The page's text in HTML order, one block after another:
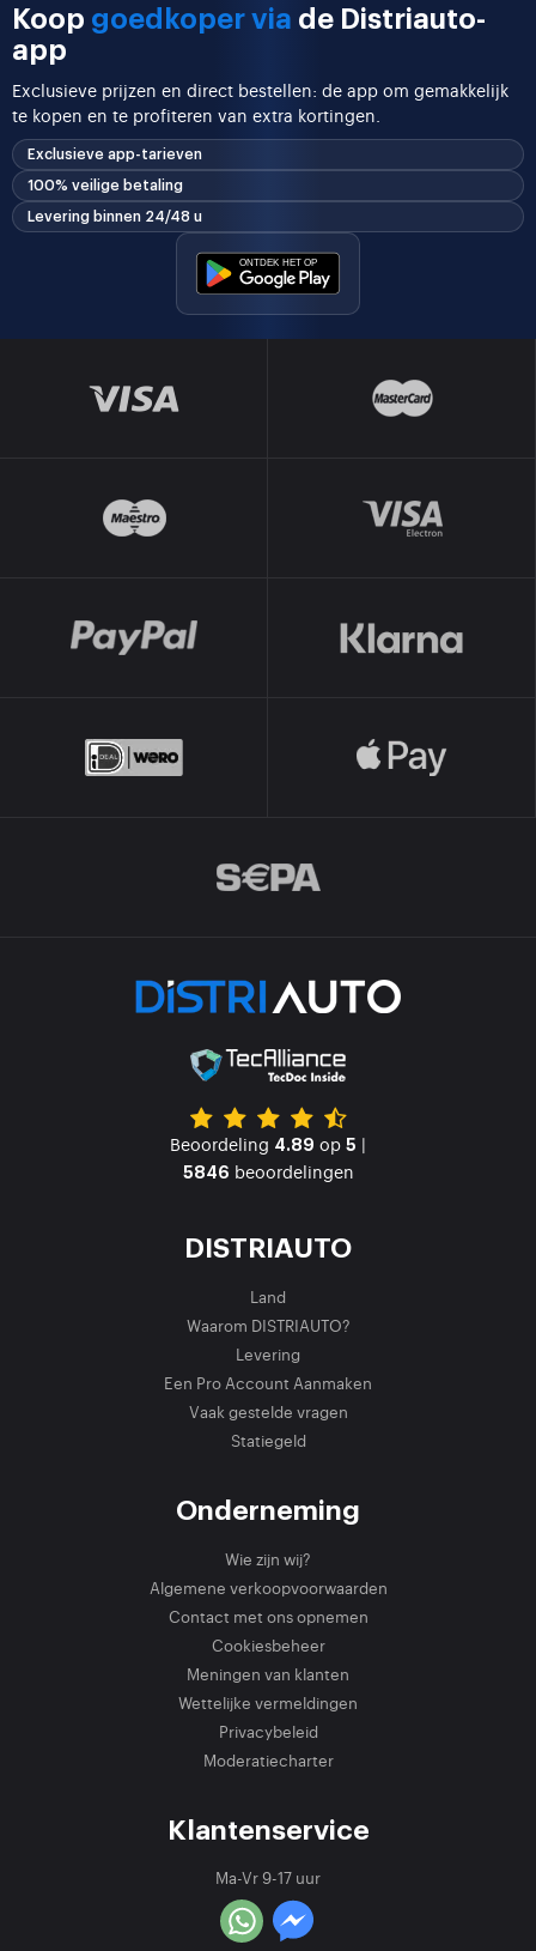
Koop goedkoper via de Distriauto-
app
Exclusieve prijzen en direct bestellen: de app om gemakkelijk
te kopen en te profiteren van extra kortingen.
Exclusieve app-tarieven
100% veilige betaling
Levering binnen 24/48 u
Beoordeling 4.89 op 5 |
5846 beoordelingen
DISTRIAUTO
Land
Waarom DISTRIAUTO?
Levering
Een Pro Account Aanmaken
Vaak gestelde vragen
Statiegeld
Onderneming
Wie zijn wij?
Algemene verkoopvoorwaarden
Contact met ons opnemen
Cookiesbeheer
Meningen van klanten
Wettelijke vermeldingen
Privacybeleid
Moderatiecharter
Klantenservice
Ma-Vr 9-17 uur